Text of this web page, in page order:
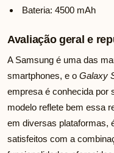
Bateria: 4500 mAh
Avaliação geral e
A Samsung é uma das
smartphones, e o Galaxy
empresa é conhecida por
modelo reflete bem essa
em diversas plataformas,
satisfeitos com a